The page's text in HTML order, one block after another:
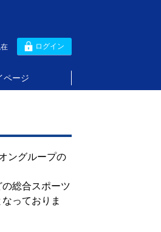
ログイン
ページ
ングループの
総合スポーツ
っておりま